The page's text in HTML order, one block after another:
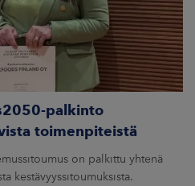
palkinto
toimenpiteistä
on palkittu yhtenä
kestävyyssitoumuksista.